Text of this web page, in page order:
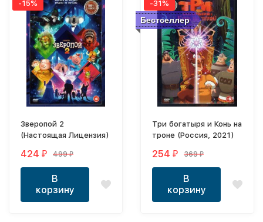
-15%
Зверопой 2
(Настоящая Лицензия)
424 ₽ 499₽
В
корзину
Бестселлер
-31%
Три богатыря и Конь на
троне (Россия, 2021)
254 ₽ 369₽
В
корзину